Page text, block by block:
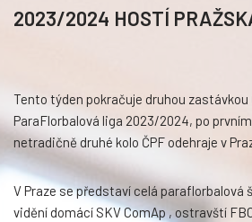
2023/2024 HOSTÍ
Tento týden pokračuje druhou zastávkou
ParaFlorbalová liga 2023/2024, po
netradičně druhé kolo ČPF odehraje v
V Praze se představí celá paraflorbalová
vidění domácí SKV ComAp , ostravští